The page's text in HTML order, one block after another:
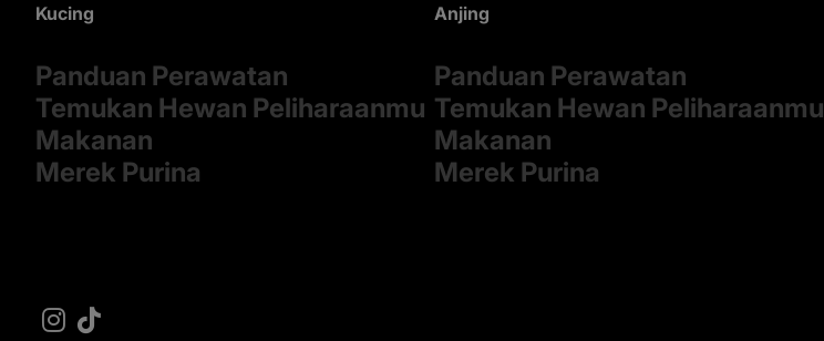
Kucing
Panduan Perawatan
Temukan Hewan Peliharaanmu
Makanan
Merek Purina
Anjing
Panduan Perawatan
Temukan Hewan Peliharaanmu
Makanan
Merek Purina